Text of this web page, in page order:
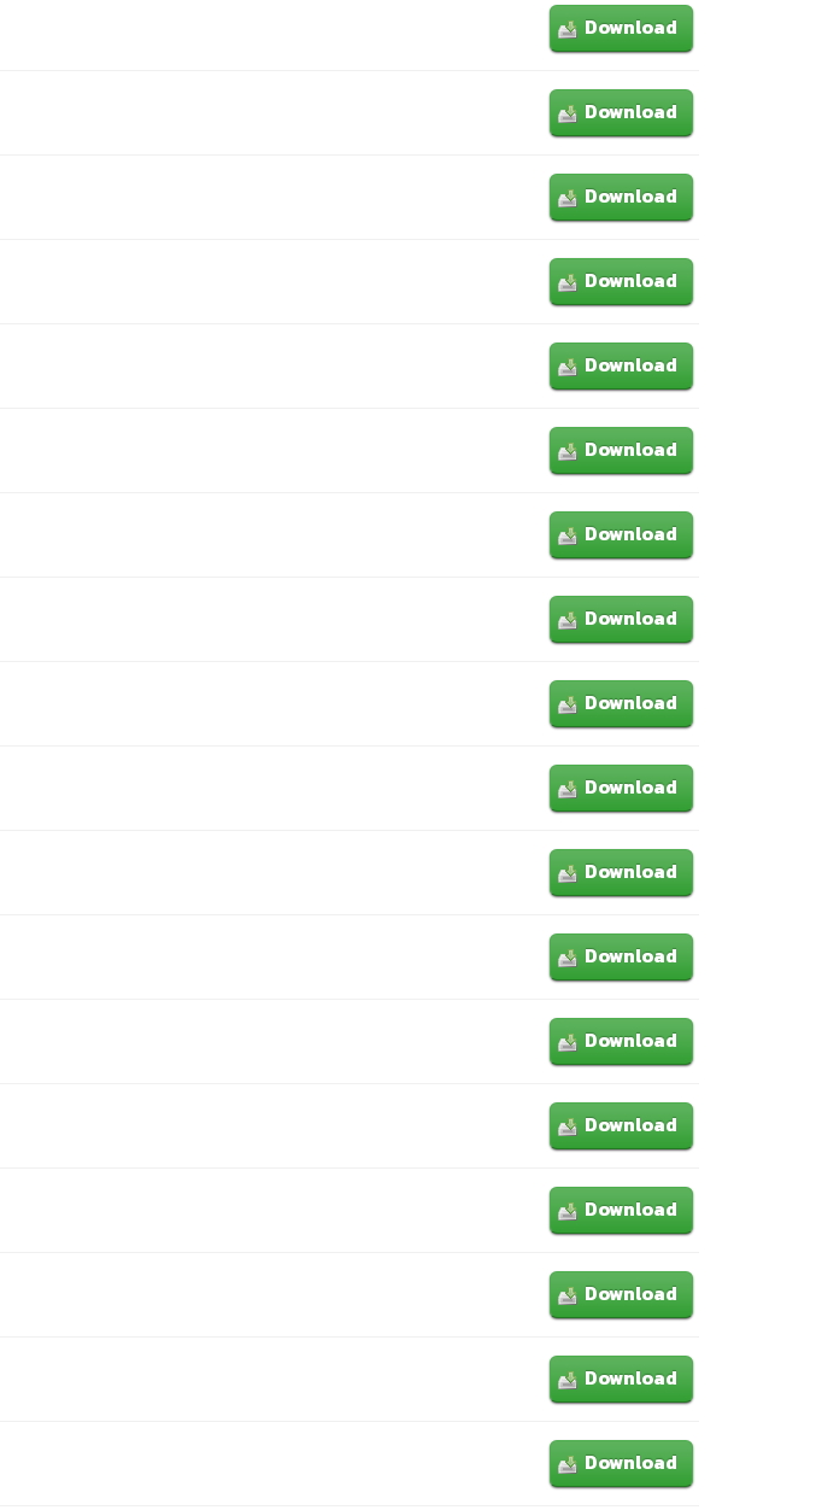
Download
Download
Download
Download
Download
Download
Download
Download
Download
Download
Download
Download
Download
Download
Download
Download
Download
Download